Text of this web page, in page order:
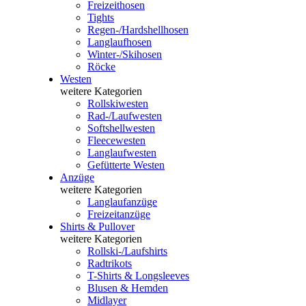
Freizeithosen
Tights
Regen-/Hardshellhosen
Langlaufhosen
Winter-/Skihosen
Röcke
Westen
weitere Kategorien
Rollskiwesten
Rad-/Laufwesten
Softshellwesten
Fleecewesten
Langlaufwesten
Gefütterte Westen
Anzüge
weitere Kategorien
Langlaufanzüge
Freizeitanzüge
Shirts & Pullover
weitere Kategorien
Rollski-/Laufshirts
Radtrikots
T-Shirts & Longsleeves
Blusen & Hemden
Midlayer